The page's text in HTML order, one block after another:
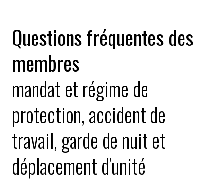
Questions fréquentes des
membres
mandat et régime de
protection, accident de
travail, garde de nuit et
déplacement d’unité